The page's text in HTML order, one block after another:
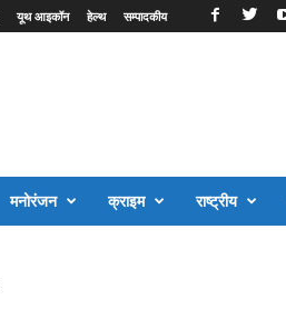
यूथ आइकॉन हेल्थ सम्पादकीय
मनोरंजन क्राइम राष्ट्रीय